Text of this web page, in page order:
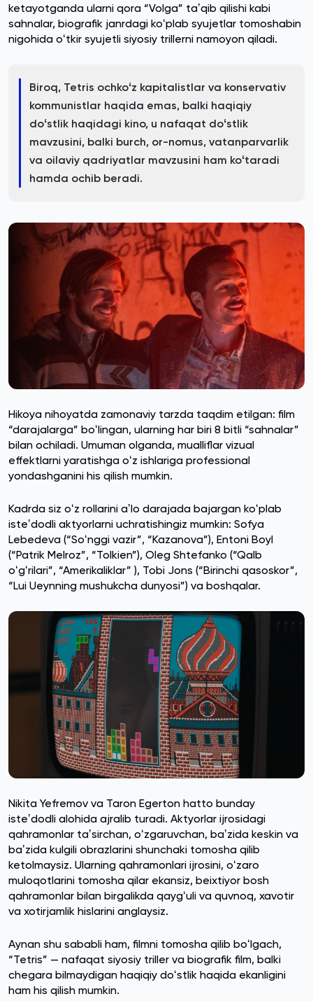
ketayotganda ularni qora “Volga” taʼqib qilishi kabi
sahnalar, biografik janrdagi koʻplab syujetlar tomoshabin
nigohida oʻtkir syujetli siyosiy trillerni namoyon qiladi.
Biroq, Tetris ochkoʻz kapitalistlar va konservativ
kommunistlar haqida emas, balki haqiqiy
doʻstlik haqidagi kino, u nafaqat doʻstlik
mavzusini, balki burch, or-nomus, vatanparvarlik
va oilaviy qadriyatlar mavzusini ham koʻtaradi
hamda ochib beradi.
Hikoya nihoyatda zamonaviy tarzda taqdim etilgan: film
“darajalarga” boʻlingan, ularning har biri 8 bitli “sahnalar”
bilan ochiladi. Umuman olganda, mualliflar vizual
effektlarni yaratishga oʻz ishlariga professional
yondashganini his qilish mumkin.
Kadrda siz oʻz rollarini aʼlo darajada bajargan koʻplab
isteʼdodli aktyorlarni uchratishingiz mumkin: Sofya
Lebedeva (“Soʻnggi vazir”, “Kazanova”), Entoni Boyl
(“Patrik Melroz”, “Tolkien”), Oleg Shtefanko (“Qalb
oʻgʻrilari”, “Amerikaliklar” ), Tobi Jons (“Birinchi qasoskor”,
“Lui Ueynning mushukcha dunyosi”) va boshqalar.
Nikita Yefremov va Taron Egerton hatto bunday
isteʼdodli alohida ajralib turadi. Aktyorlar ijrosidagi
qahramonlar taʼsirchan, oʻzgaruvchan, baʼzida keskin va
baʼzida kulgili obrazlarini shunchaki tomosha qilib
ketolmaysiz. Ularning qahramonlari ijrosini, oʻzaro
muloqotlarini tomosha qilar ekansiz, beixtiyor bosh
qahramonlar bilan birgalikda qaygʻuli va quvnoq, xavotir
va xotirjamlik hislarini anglaysiz.
Aynan shu sababli ham, filmni tomosha qilib boʻlgach,
“Tetris” — nafaqat siyosiy triller va biografik film, balki
chegara bilmaydigan haqiqiy doʻstlik haqida ekanligini
ham his qilish mumkin.